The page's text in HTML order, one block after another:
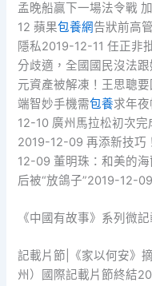
孟晚船贏下一場法令戰
12 蘋果包養網告狀前高
隱私2019-12-11 任正非
分歧適，全國國民沒法
元資產被解凍！王思聰
端智妙手機需包養求年
12-10 廣州馬拉松初次
2019-12-09 再添新技巧
12-09 董明珠：和美的
后被“放鴿子”2019-12-09
《中國有故事》系列微
記載片節|《家以何安》
州）國際記載片節終結